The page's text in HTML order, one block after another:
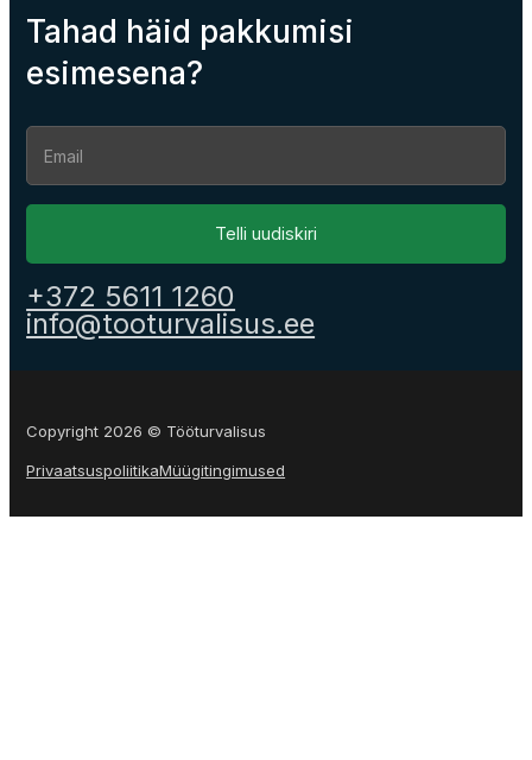
Tahad häid pakkumisi
esimesena?
Section
Telli uudiskiri
+372 5611 1260
info@tooturvalisus.ee
Copyright 2026 © Tööturvalisus
PrivaatsuspoliitikaMüügitingimused